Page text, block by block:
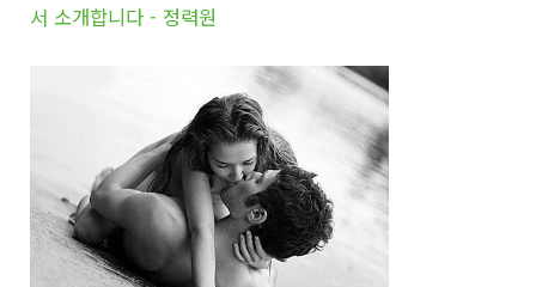
서 소개합니다 - 정력원